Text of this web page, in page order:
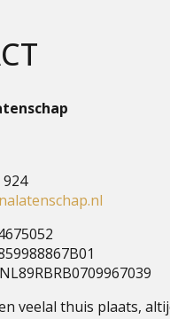
924
veelal thuis plaats,